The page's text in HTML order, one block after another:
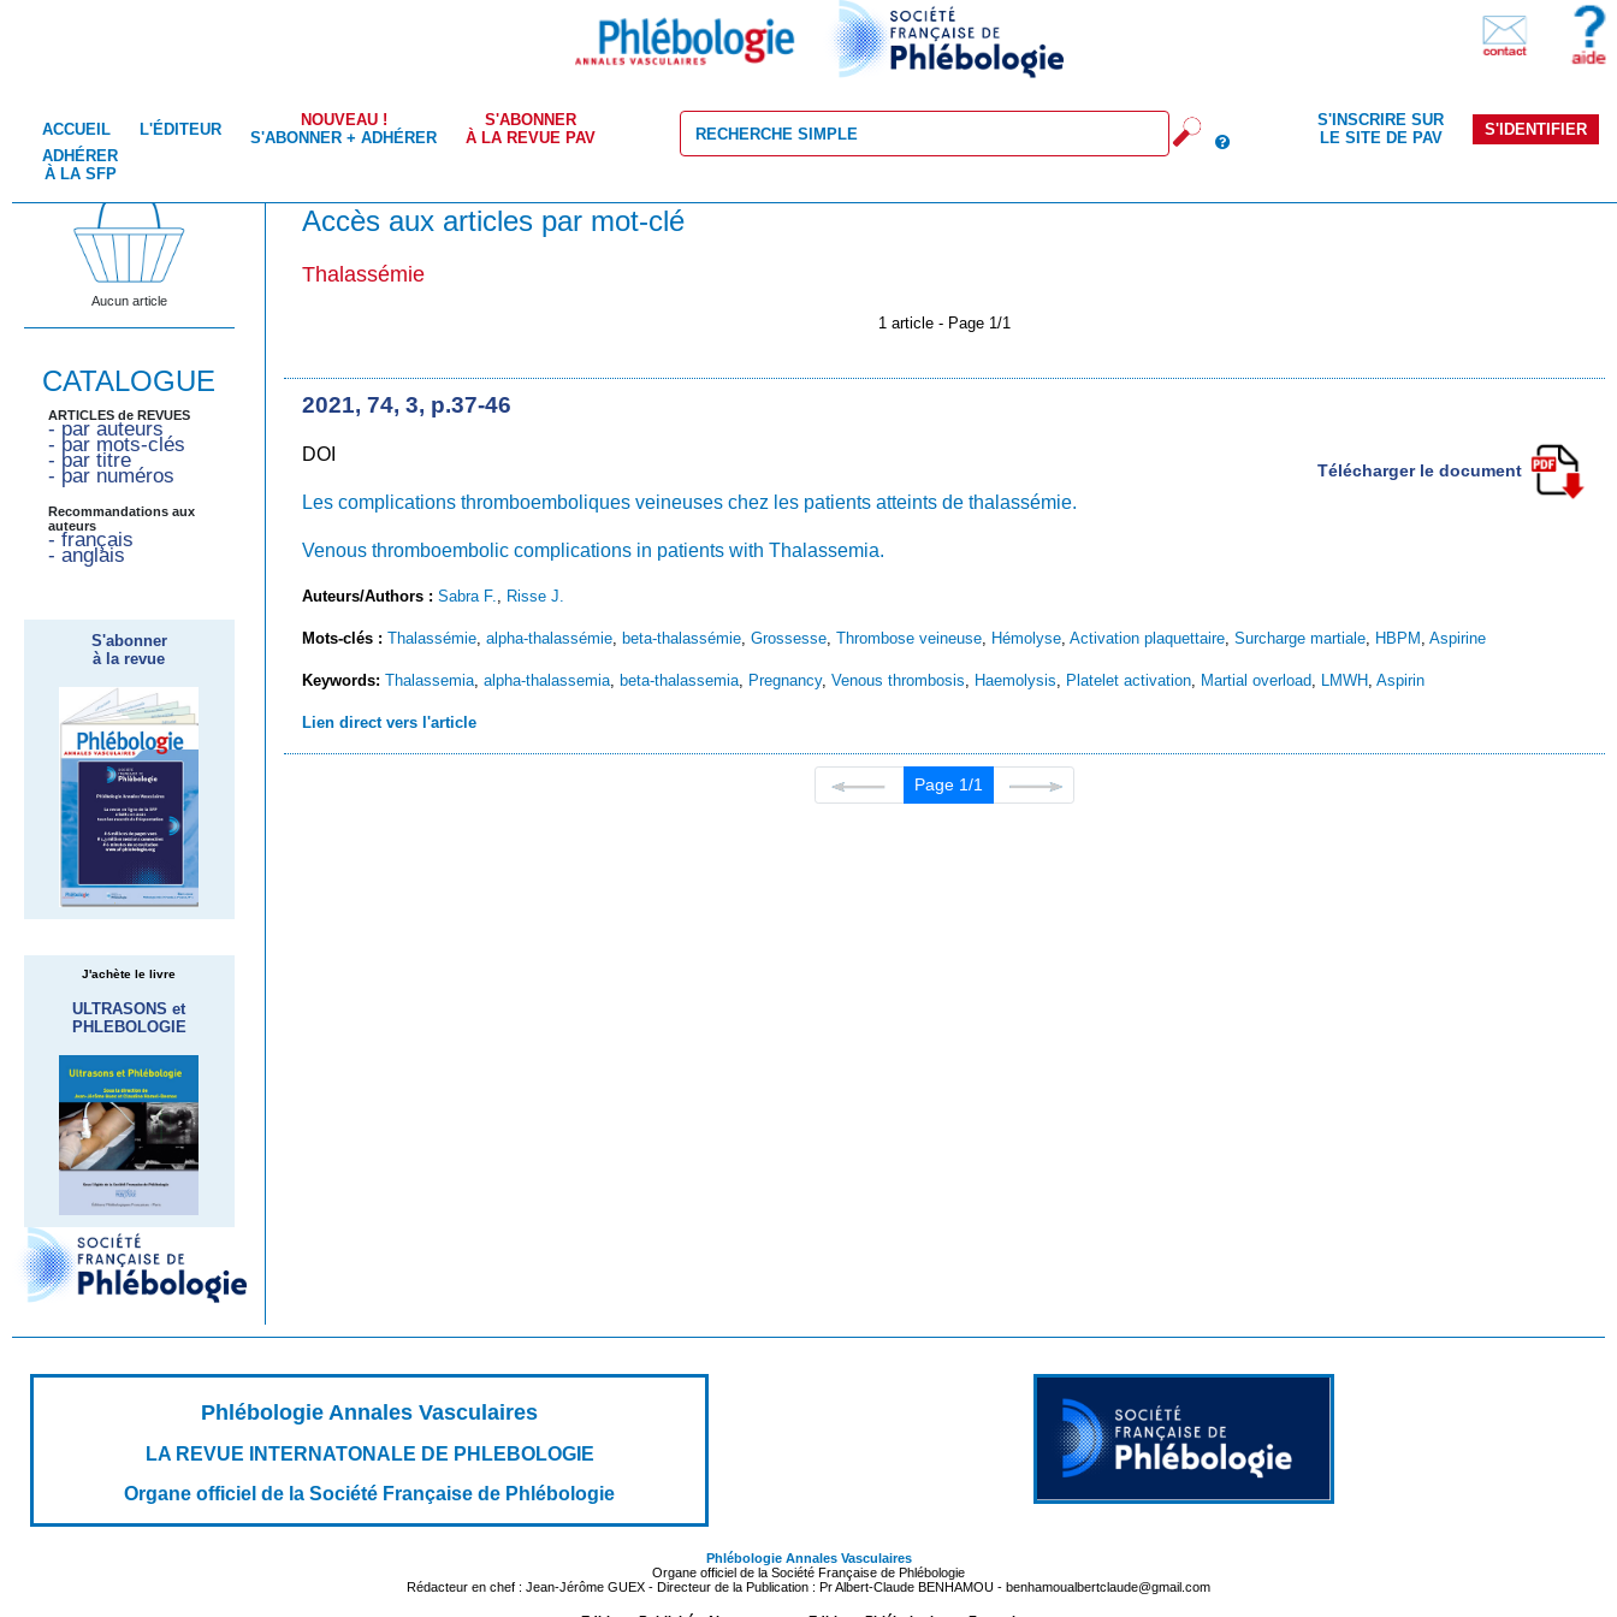
ACCUEIL L'ÉDITEUR
NOUVEAU !
S'ABONNER + ADHÉRER
S'ABONNER
À LA REVUE PAV
ADHÉRER
À LA SFP
S'INSCRIRE SUR
LE SITE DE PAV
S'IDENTIFIER
Aucun article
CATALOGUE
ARTICLES de REVUES
- par auteurs
- par mots-clés
- par titre
- par numéros
Recommandations aux
auteurs
- français
- anglais
S'abonner
à la revue
J'achète le livre
ULTRASONS et
PHLEBOLOGIE
Accès aux articles par mot-clé
Thalassémie
1 article - Page 1/1
2021, 74, 3, p.37-46
DOI
Télécharger le document
Les complications thromboemboliques veineuses chez les patients atteints de thalassémie.
Venous thromboembolic complications in patients with Thalassemia.
Auteurs/Authors : Sabra F., Risse J.
Mots-clés : Thalassémie, alpha-thalassémie, beta-thalassémie, Grossesse, Thrombose veineuse, Hémolyse, Activation plaquettaire, Surcharge martiale, HBPM , Aspirine
Keywords: Thalassemia, alpha-thalassemia, beta-thalassemia, Pregnancy, Venous thrombosis, Haemolysis, Platelet activation, Martial overload, LMWH, Aspirin
Lien direct vers l'article
Page 1/1
Phlébologie Annales Vasculaires
LA REVUE INTERNATONALE DE PHLEBOLOGIE
Organe officiel de la Société Française de Phlébologie
Phlébologie Annales Vasculaires
Organe officiel de la Société Française de Phlébologie
Rédacteur en chef : Jean-Jérôme GUEX - Directeur de la Publication : Pr Albert-Claude BENHAMOU - benhamoualbertclaude@gmail.com